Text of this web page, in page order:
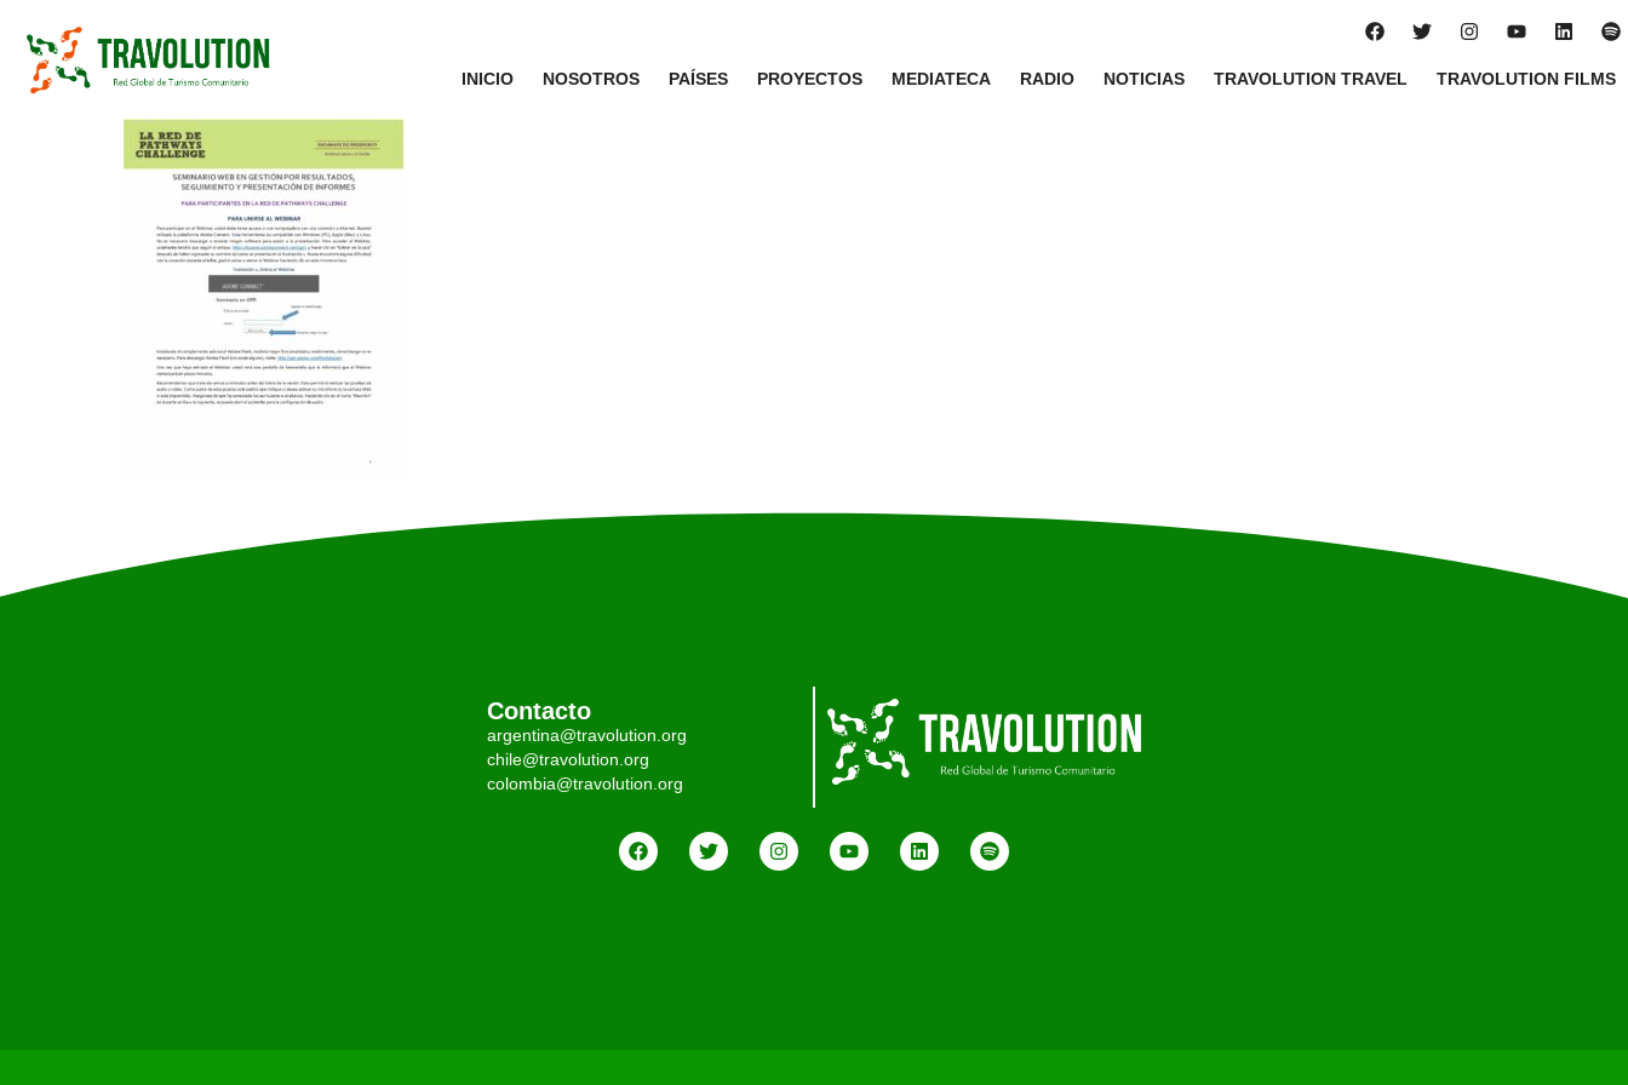
INICIO NOSOTROS PAÍSES PROYECTOS MEDIATECA RADIO NOTICIAS TRAVOLUTION TRAVEL TRAVOLUTION FILMS
Contacto
argentina@travolution.org
chile@travolution.org
colombia@travolution.org